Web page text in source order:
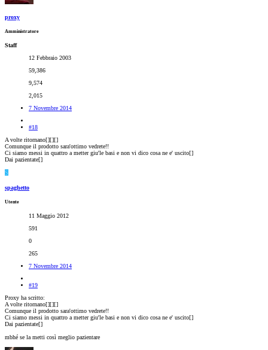
proxy
Amministratore
Staff
12 Febbraio 2003
59,386
9,574
2,015
7 Novembre 2014
#18
A volte ritornano[][][]
Comunque il prodotto sara'ottimo vedrete!!
Ci siamo messi in quattro a metter giu'le basi e non vi dico cosa ne e' uscito[]
Dai pazientate[]
S
spaghetto
Utente
11 Maggio 2012
591
0
265
7 Novembre 2014
#19
Proxy ha scritto:
A volte ritornano[][][]
Comunque il prodotto sara'ottimo vedrete!!
Ci siamo messi in quattro a metter giu'le basi e non vi dico cosa ne e' uscito[]
Dai pazientate[]
mbhé se la metti così meglio pazientare